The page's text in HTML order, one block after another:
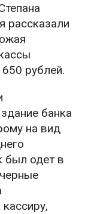
рассказали
рублей.
банка
на вид
был одет в